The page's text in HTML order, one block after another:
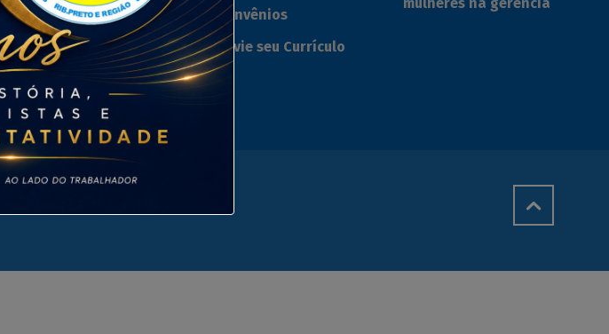
Instagram
Fale conosco
Convênios
Envie seu Currículo
mulheres na gerência